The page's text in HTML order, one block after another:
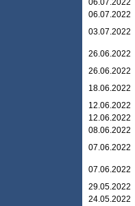
06.07.2022
06.07.2022
03.07.2022
26.06.2022
26.06.2022
18.06.2022
12.06.2022
12.06.2022
08.06.2022
07.06.2022
07.06.2022
29.05.2022
24.05.2022